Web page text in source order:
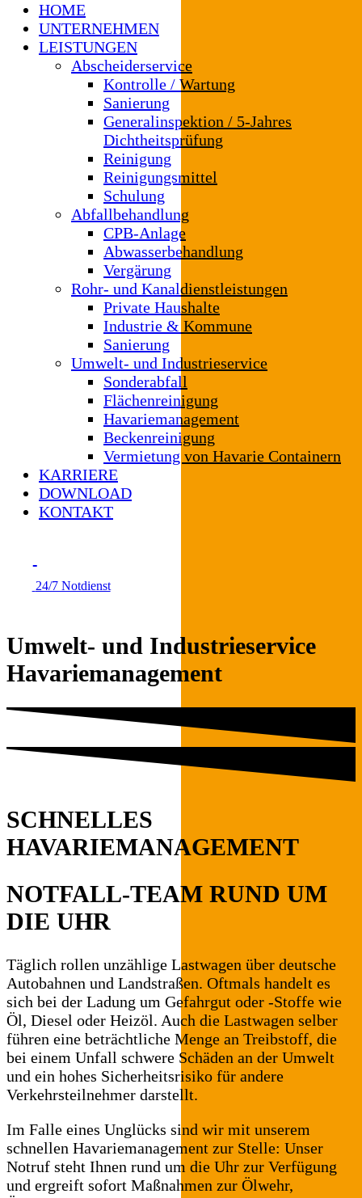
HOME
UNTERNEHMEN
LEISTUNGEN
Abscheiderservice
Kontrolle / Wartung
Sanierung
Generalinspektion / 5-Jahres
Dichtheitsprüfung
Reinigung
Reinigungsmittel
Schulung
Abfallbehandlung
CPB-Anlage
Abwasserbehandlung
Vergärung
Rohr- und Kanaldienstleistungen
Private Haushalte
Industrie & Kommune
Sanierung
Umwelt- und Industrieservice
Sonderabfall
Flächenreinigung
Havariemanagement
Beckenreinigung
Vermietung von Havarie Containern
KARRIERE
DOWNLOAD
KONTAKT
24/7 Notdienst
Umwelt- und Industrieservice
Havariemanagement
SCHNELLES
HAVARIEMANAGEMENT
NOTFALL-TEAM RUND UM
DIE UHR
Täglich rollen unzählige Lastwagen über deutsche
Autobahnen und Landstraßen. Oftmals handelt es
sich bei der Ladung um Gefahrgut oder -Stoffe wie
Öl, Diesel oder Heizöl. Auch die Lastwagen selber
führen eine beträchtliche Menge an Treibstoff, die
bei einem Unfall schwere Schäden an der Umwelt
und ein hohes Sicherheitsrisiko für andere
Verkehrsteilnehmer darstellt.
Im Falle eines Unglücks sind wir mit unserem
schnellen Havariemanagement zur Stelle: Unser
Notruf steht Ihnen rund um die Uhr zur Verfügung
und ergreift sofort Maßnahmen zur Ölwehr,